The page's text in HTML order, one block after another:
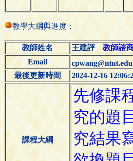
教學大綱與進度：
教師姓名 王建評教師諮
Email
最後更新時間
2024-12-16
課程大綱